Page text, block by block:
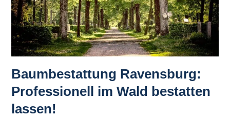
Baumbestattung Ravensburg:
Professionell im Wald bestatten
lassen!